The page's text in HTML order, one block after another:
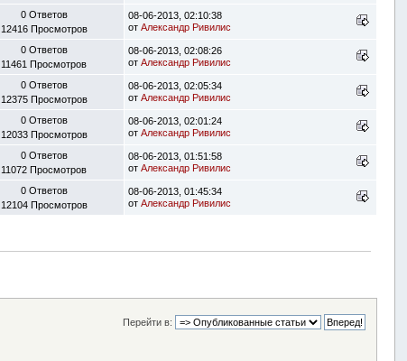
0 Ответов
12416 Просмотров
08-06-2013, 02:10:38
отАлександр Ривилис
0 Ответов
11461 Просмотров
08-06-2013, 02:08:26
отАлександр Ривилис
0 Ответов
12375 Просмотров
08-06-2013, 02:05:34
отАлександр Ривилис
0 Ответов
12033 Просмотров
08-06-2013, 02:01:24
отАлександр Ривилис
0 Ответов
11072 Просмотров
08-06-2013, 01:51:58
отАлександр Ривилис
0 Ответов
12104 Просмотров
08-06-2013, 01:45:34
отАлександр Ривилис
Перейти в: